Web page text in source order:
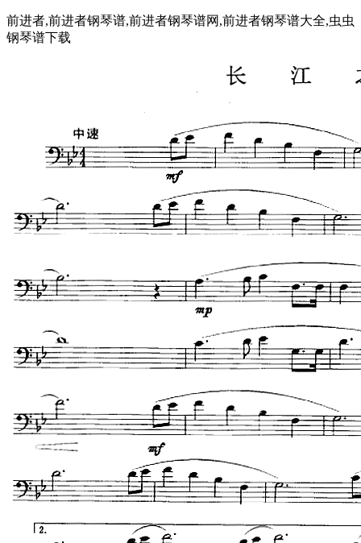
前进者,前进者钢琴谱,前进者钢琴谱网,前进者钢琴谱大全,虫虫
钢琴谱下载